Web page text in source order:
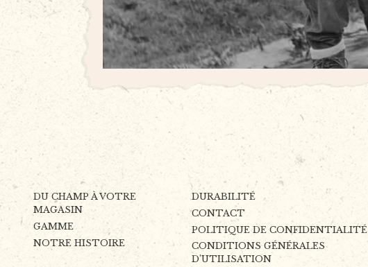
DU CHAMP À VOTRE
MAGASIN
GAMME
NOTRE HISTOIRE
DURABILITÉ
CONTACT
POLITIQUE DE CONFIDENTIALITÉ
CONDITIONS GÉNÉRALES
D’UTILISATION